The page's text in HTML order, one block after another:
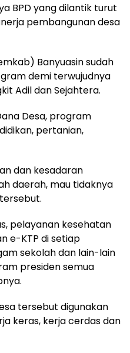
BPD yang dilantik turut
pembangunan desa
Banyuasin sudah
demi terwujudnya
Adil dan Sejahtera.
Desa, program
pertanian,
dan kesadaran
daerah, mau tidaknya
pelayanan kesehatan
e-KTP di setiap
sekolah dan lain-lain
presiden semua
tersebut digunakan
keras, kerja cerdas dan